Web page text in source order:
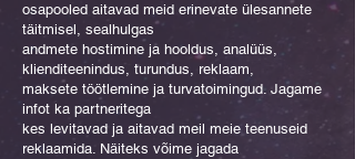
osapooled aitavad meid erinevate ülesannete
täitmisel, sealhulgas
andmete hostimine ja hooldus, analüüs,
klienditeenindus, turundus, reklaam,
maksete töötlemine ja turvatoimingud. Jagame
infot ka partneritega
kes levitavad ja aitavad meil meie teenuseid
reklaamida. Näiteks võime jagada